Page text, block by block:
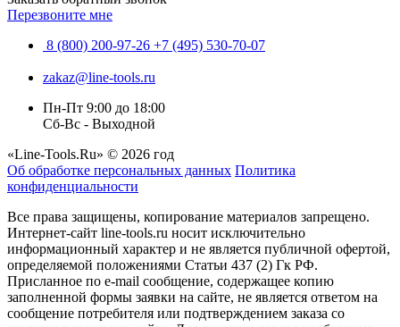
Перезвоните мне
8 (800) 200-97-26 +7 (495) 530-70-07
zakaz@line-tools.ru
Пн-Пт 9:00 до 18:00
Сб-Вс - Выходной
«Line-Tools.Ru» © 2026 год
Об обработке персональных данных Политика
конфиденциальности
Все права защищены, копирование материалов запрещено.
Интернет-сайт line-tools.ru носит исключительно
информационный характер и не является публичной офертой,
определяемой положениями Статьи 437 (2) Гк РФ.
Присланное по e-mail сообщение, содержащее копию
заполненной формы заявки на сайте, не является ответом на
сообщение потребителя или подтверждением заказа со